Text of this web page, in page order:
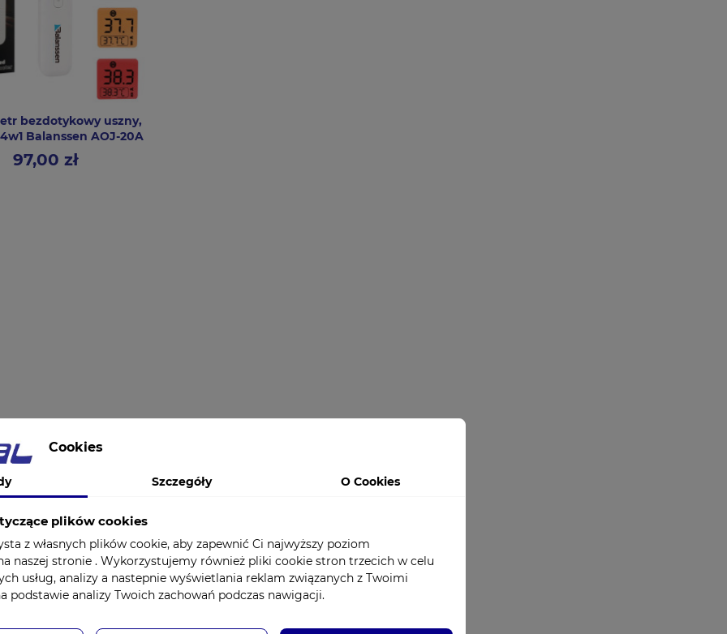
bezdotykowy uszny,
Balanssen AOJ-20A
Cena
97,00 zł
Cookies
Szczegóły O Cookies
plików cookies
z własnych plików cookie, aby zapewnić Ci najwyższy poziom
naszej stronie . Wykorzystujemy również pliki cookie stron trzecich w celu
usług, analizy a nastepnie wyświetlania reklam związanych z Twoimi
podstawie analizy Twoich zachowań podczas nawigacji.